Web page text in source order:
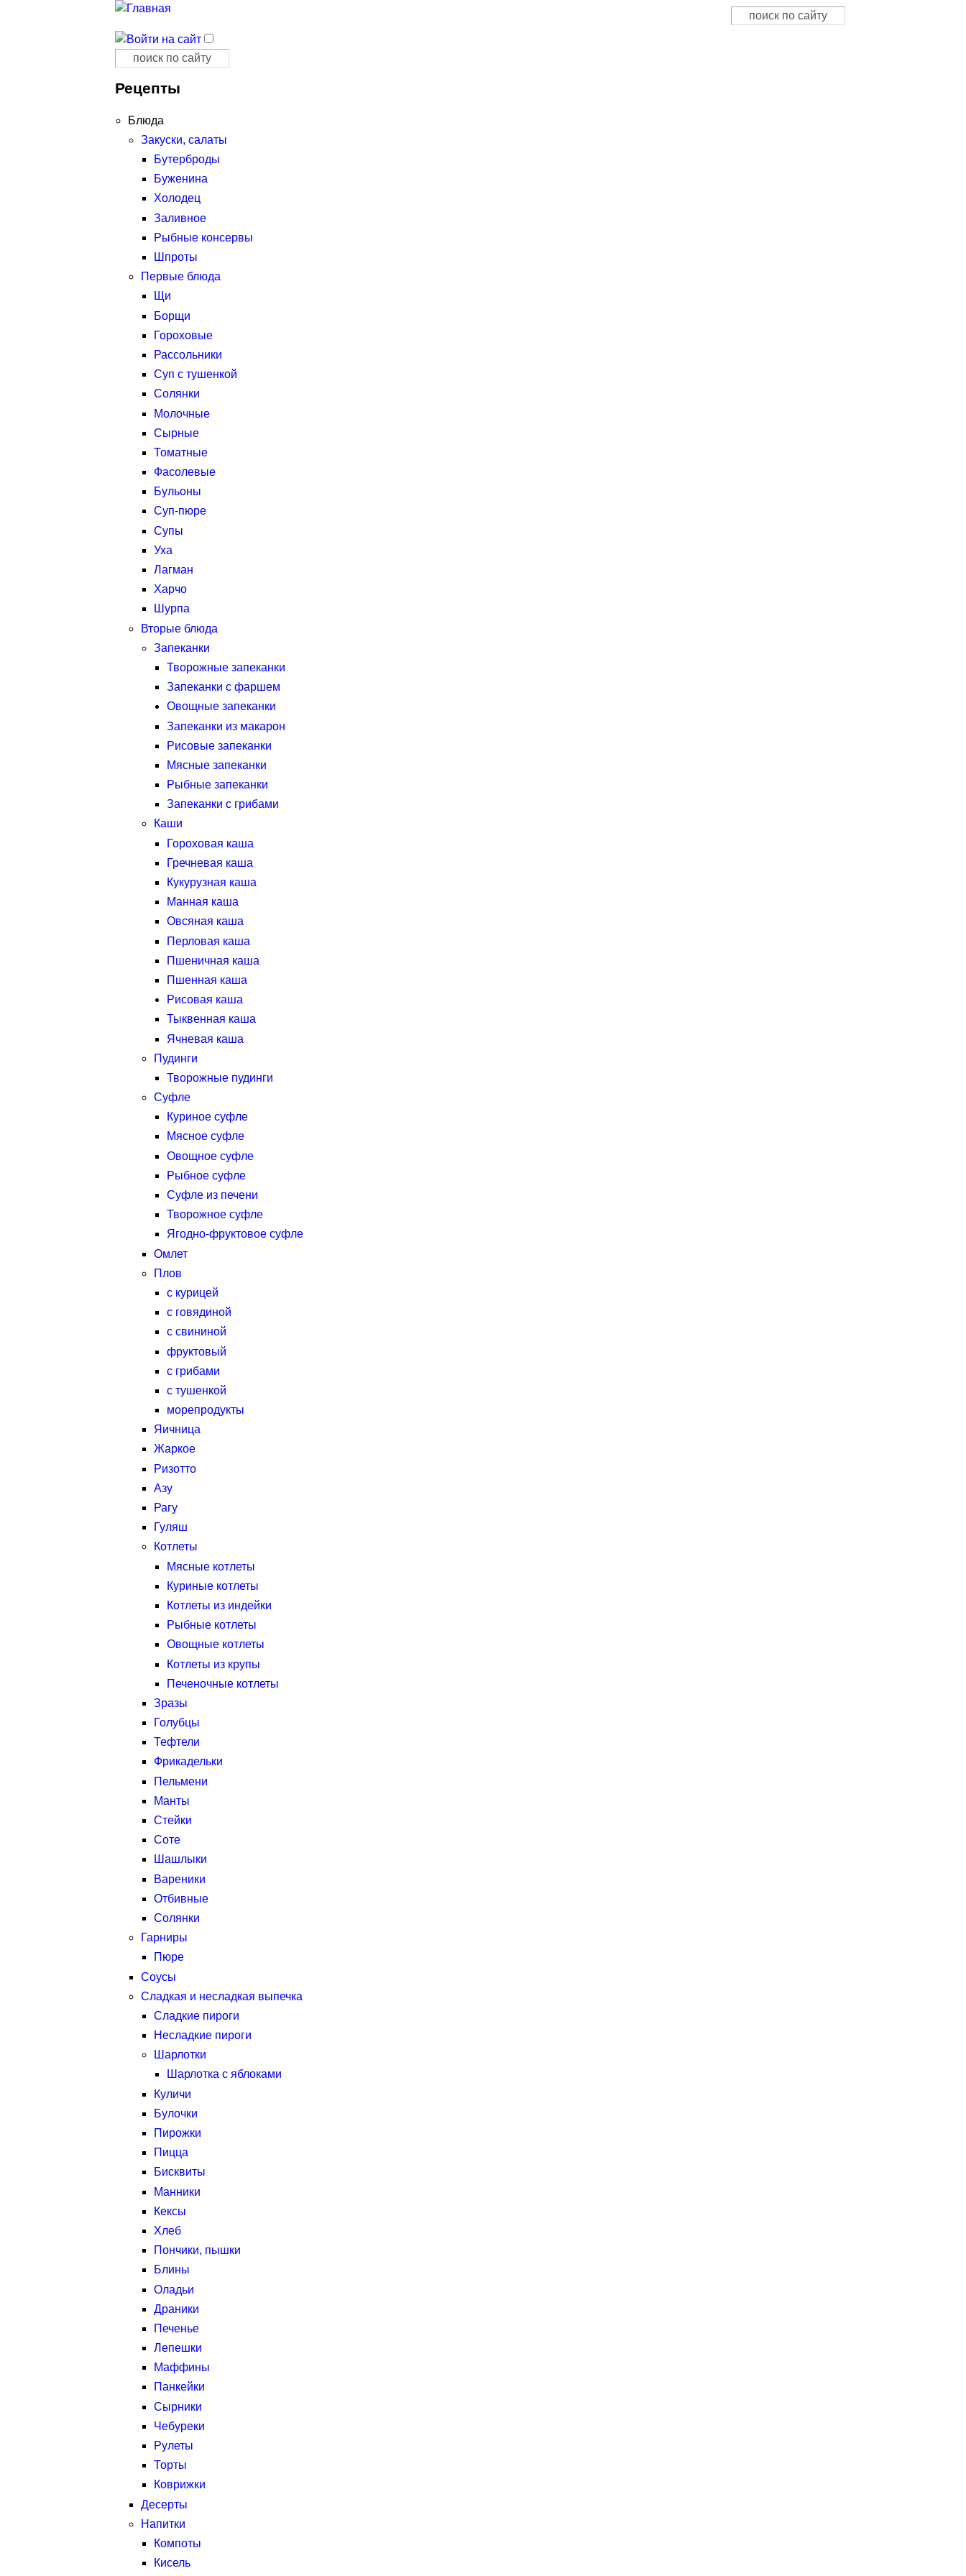
Форма поиска
Поиск
Форма поиска
Поиск
Рецепты
Блюда
Закуски, салаты
Бутерброды
Буженина
Холодец
Заливное
Рыбные консервы
Шпроты
Первые блюда
Щи
Борщи
Гороховые
Рассольники
Суп с тушенкой
Солянки
Молочные
Сырные
Томатные
Фасолевые
Бульоны
Суп-пюре
Супы
Уха
Лагман
Харчо
Шурпа
Вторые блюда
Запеканки
Творожные запеканки
Запеканки с фаршем
Овощные запеканки
Запеканки из макарон
Рисовые запеканки
Мясные запеканки
Рыбные запеканки
Запеканки с грибами
Каши
Гороховая каша
Гречневая каша
Кукурузная каша
Манная каша
Овсяная каша
Перловая каша
Пшеничная каша
Пшенная каша
Рисовая каша
Тыквенная каша
Ячневая каша
Пудинги
Творожные пудинги
Суфле
Куриное суфле
Мясное суфле
Овощное суфле
Рыбное суфле
Суфле из печени
Творожное суфле
Ягодно-фруктовое суфле
Омлет
Плов
с курицей
с говядиной
с свининой
фруктовый
с грибами
с тушенкой
морепродукты
Яичница
Жаркое
Ризотто
Азу
Рагу
Гуляш
Котлеты
Мясные котлеты
Куриные котлеты
Котлеты из индейки
Рыбные котлеты
Овощные котлеты
Котлеты из крупы
Печеночные котлеты
Зразы
Голубцы
Тефтели
Фрикадельки
Пельмени
Манты
Стейки
Соте
Шашлыки
Вареники
Отбивные
Солянки
Гарниры
Пюре
Соусы
Сладкая и несладкая выпечка
Сладкие пироги
Несладкие пироги
Шарлотки
Шарлотка с яблоками
Куличи
Булочки
Пирожки
Пицца
Бисквиты
Манники
Кексы
Хлеб
Пончики, пышки
Блины
Оладьи
Драники
Печенье
Лепешки
Маффины
Панкейки
Сырники
Чебуреки
Рулеты
Торты
Коврижки
Десерты
Напитки
Компоты
Кисель